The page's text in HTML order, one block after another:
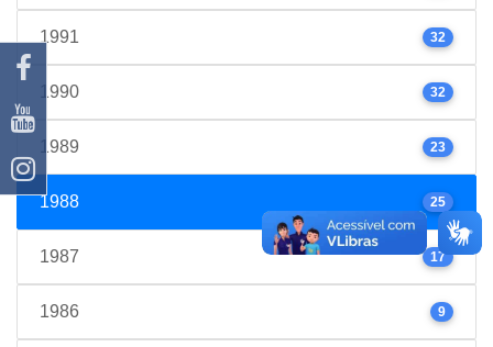
1991 32
1990 32
1989 23
1988 25
1987 17
1986 9